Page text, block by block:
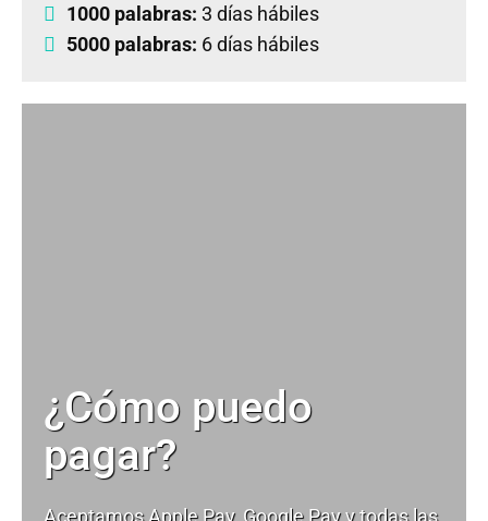
1000 palabras: 3 días hábiles
5000 palabras: 6 días hábiles
¿Cómo puedo
pagar?
Aceptamos Apple Pay, Google Pay y todas las